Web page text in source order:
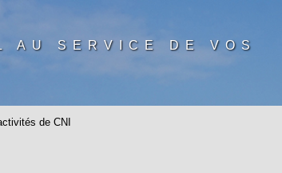
AU SERVICE DE VOS
de CNI